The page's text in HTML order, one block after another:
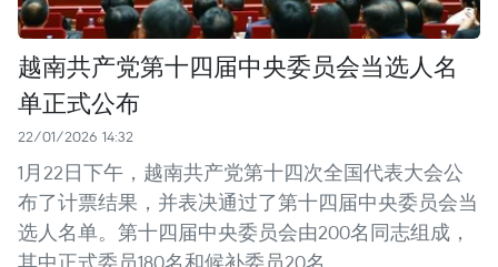
越南共产党第十四届中央委员会当选人名
单正式公布
22/01/2026 14:32
1月22日下午，越南共产党第十四次全国代表大会公
布了计票结果，并表决通过了第十四届中央委员会当
选人名单。第十四届中央委员会由200名同志组成，